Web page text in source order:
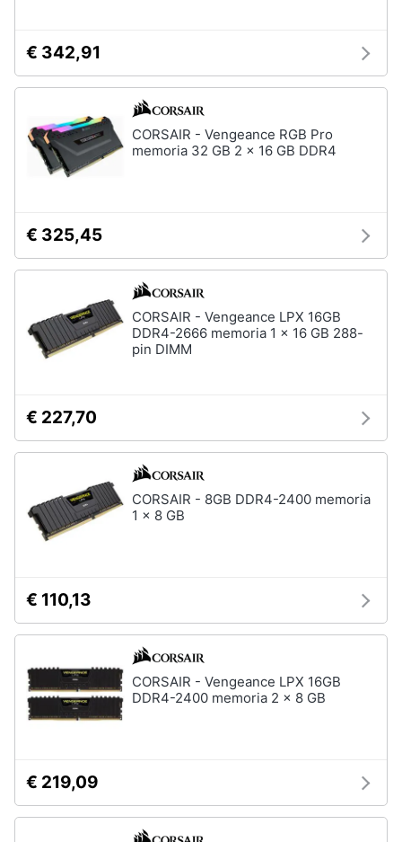
€ 342,91
CORSAIR - Vengeance RGB Pro
memoria 32 GB 2 x 16 GB DDR4
€ 325,45
CORSAIR - Vengeance LPX 16GB
DDR4-2666 memoria 1 x 16 GB 288-
pin DIMM
€ 227,70
CORSAIR - 8GB DDR4-2400 memoria
1 x 8 GB
€ 110,13
CORSAIR - Vengeance LPX 16GB
DDR4-2400 memoria 2 x 8 GB
€ 219,09